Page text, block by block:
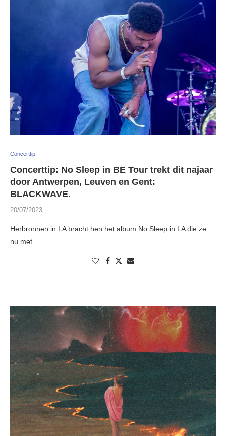
Concerttip
Concerttip: No Sleep in BE Tour trekt dit najaar
door Antwerpen, Leuven en Gent:
BLACKWAVE.
20/07/2023
Herbronnen in LA bracht hen het album No Sleep in LA die ze
nu met …